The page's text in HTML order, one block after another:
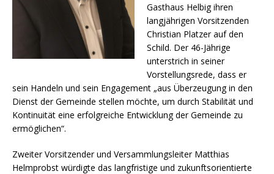
Gasthaus Helbig ihren
langjährigen Vorsitzenden
Christian Platzer auf den
Schild. Der 46-Jährige
unterstrich in seiner
Vorstellungsrede, dass er
sein Handeln und sein Engagement „aus Überzeugung in den
Dienst der Gemeinde stellen möchte, um durch Stabilität und
Kontinuität eine erfolgreiche Entwicklung der Gemeinde zu
ermöglichen“.
Zweiter Vorsitzender und Versammlungsleiter Matthias
Helmprobst würdigte das langfristige und zukunftsorientierte